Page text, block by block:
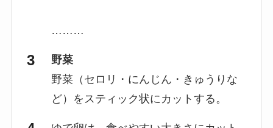
………
野菜
野菜（セロリ・にんじん・きゅうりな
ど）をスティック状にカットする。